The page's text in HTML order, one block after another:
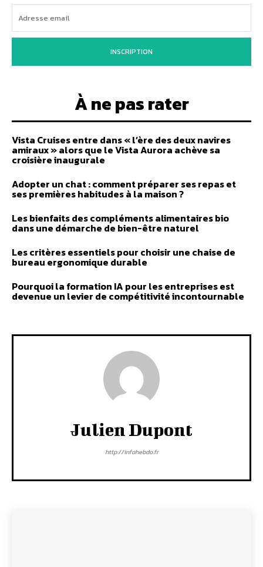
INSCRIPTION
À ne pas rater
Vista Cruises entre dans « l’ère des deux navires
amiraux » alors que le Vista Aurora achève sa
croisière inaugurale
Adopter un chat : comment préparer ses repas et
ses premières habitudes à la maison ?
Les bienfaits des compléments alimentaires bio
dans une démarche de bien-être naturel
Les critères essentiels pour choisir une chaise de
bureau ergonomique durable
Pourquoi la formation IA pour les entreprises est
devenue un levier de compétitivité incontournable
Julien Dupont
http://infohebdo.fr